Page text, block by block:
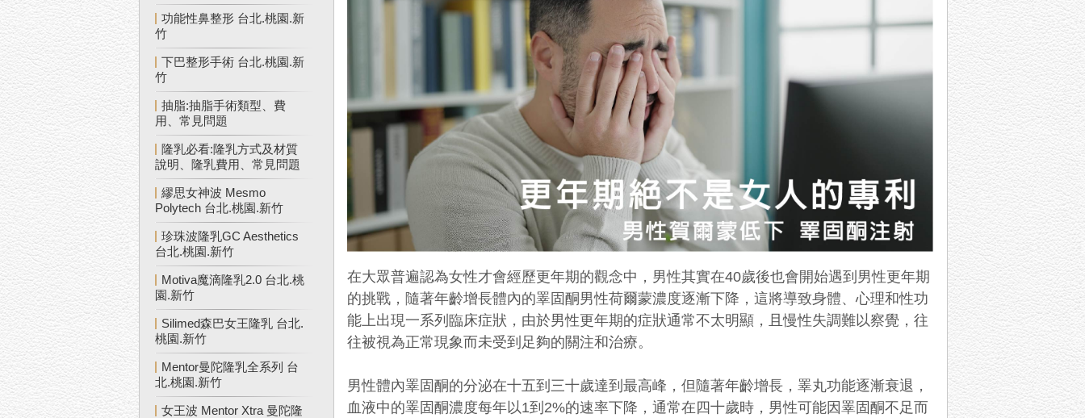
功能性鼻整形 台北.桃園.新
竹
下巴整形手術 台北.桃園.新
竹
抽脂:抽脂手術類型、費
用、常見問題
隆乳必看:隆乳方式及材質
說明、隆乳費用、常見問題
繆思女神波 Mesmo
Polytech 台北.桃園.新竹
珍珠波隆乳GC Aesthetics
台北.桃園.新竹
Motiva魔滴隆乳2.0 台北.桃
園.新竹
Silimed森巴女王隆乳 台北.
桃園.新竹
Mentor曼陀隆乳全系列 台
北.桃園.新竹
女王波 Mentor Xtra 曼陀隆
在大眾普遍認為女性才會經歷更年期的觀念中，男性其實在40歲後也會開始遇到男性更年期
的挑戰，隨著年齡增長體內的睪固酮男性荷爾蒙濃度逐漸下降，這將導致身體、心理和性功
能上出現一系列臨床症狀，由於男性更年期的症狀通常不太明顯，且慢性失調難以察覺，往
往被視為正常現象而未受到足夠的關注和治療。
男性體內睪固酮的分泌在十五到三十歲達到最高峰，但隨著年齡增長，睪丸功能逐漸衰退，
血液中的睪固酮濃度每年以1到2%的速率下降，通常在四十歲時，男性可能因睪固酮不足而